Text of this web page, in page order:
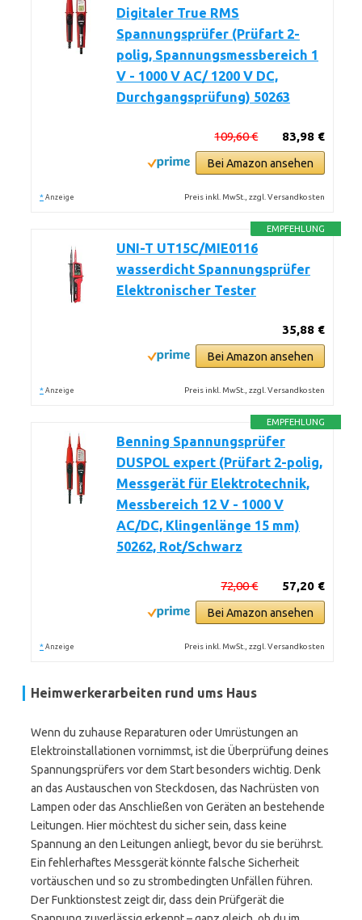
Digitaler True RMS
Spannungsprüfer (Prüfart 2-
polig, Spannungsmessbereich 1
V - 1000 V AC/ 1200 V DC,
Durchgangsprüfung) 50263
83,98 €
109,60 €
Bei Amazon ansehen
* Anzeige Preis inkl. MwSt., zzgl. Versandkosten
EMPFEHLUNG
UNI-T UT15C/MIE0116
wasserdicht Spannungsprüfer
Elektronischer Tester
35,88 €
Bei Amazon ansehen
* Anzeige Preis inkl. MwSt., zzgl. Versandkosten
EMPFEHLUNG
Benning Spannungsprüfer
DUSPOL expert (Prüfart 2-polig,
Messgerät für Elektrotechnik,
Messbereich 12 V - 1000 V
AC/DC, Klingenlänge 15 mm)
50262, Rot/Schwarz
57,20 €
72,00 €
Bei Amazon ansehen
* Anzeige Preis inkl. MwSt., zzgl. Versandkosten
Heimwerkerarbeiten rund ums Haus
Wenn du zuhause Reparaturen oder Umrüstungen an
Elektroinstallationen vornimmst, ist die Überprüfung deines
Spannungsprüfers vor dem Start besonders wichtig. Denk
an das Austauschen von Steckdosen, das Nachrüsten von
Lampen oder das Anschließen von Geräten an bestehende
Leitungen. Hier möchtest du sicher sein, dass keine
Spannung an den Leitungen anliegt, bevor du sie berührst.
Ein fehlerhaftes Messgerät könnte falsche Sicherheit
vortäuschen und so zu strombedingten Unfällen führen.
Der Funktionstest zeigt dir, dass dein Prüfgerät die